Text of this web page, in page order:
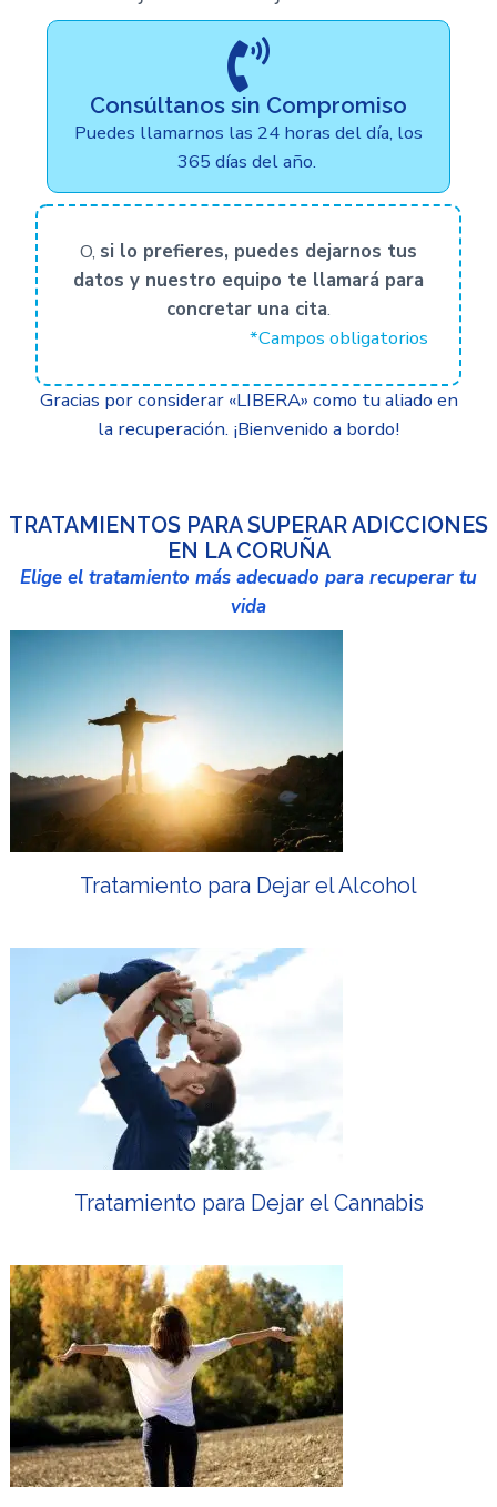
Consúltanos sin Compromiso
Puedes llamarnos las 24 horas del día, los
365 días del año.
O, si lo prefieres, puedes dejarnos tus
datos y nuestro equipo te llamará para
concretar una cita.
*Campos obligatorios
Gracias por considerar «LIBERA» como tu aliado en
la recuperación. ¡Bienvenido a bordo!
TRATAMIENTOS PARA SUPERAR ADICCIONES
EN LA CORUÑA
Elige el tratamiento más adecuado para recuperar tu
vida
Tratamiento para Dejar el Alcohol
Tratamiento para Dejar el Cannabis